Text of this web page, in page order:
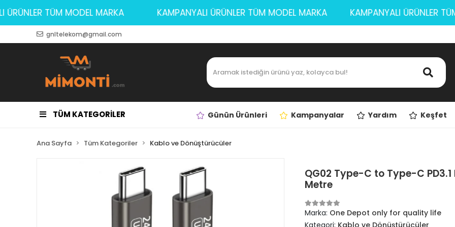
ÜRÜNLER TÜM MODEL MARKA KAMPANYALI ÜRÜNLER TÜM MODEL MARKA KAMPANYALI
gnltelekom@gmail.com
TÜM KATEGORİLER Günün Ürünleri Kampanyalar Yardım Keşfet
Ana Sayfa Tüm Kategoriler Kablo ve Dönüştürücüler
QG02 Type-C to Type-C
Metre
Marka: One Depot only for quality life
Kategori: Kablo ve Dönüştürücüler